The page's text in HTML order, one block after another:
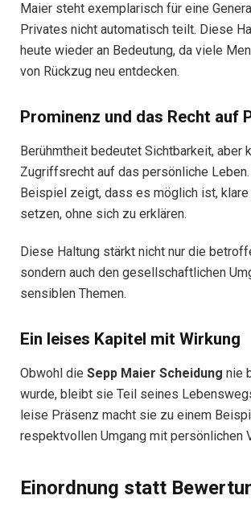
Maier steht exemplarisch für eine
Privates nicht automatisch teilt. Diese
heute wieder an Bedeutung, da viele
von Rückzug neu entdecken.
Prominenz und das Recht auf
Berühmtheit bedeutet Sichtbarkeit, aber
Zugriffsrecht auf das persönliche
Beispiel zeigt, dass es möglich ist, klare
setzen, ohne sich zu erklären.
Diese Haltung stärkt nicht nur die
sondern auch den gesellschaftlichen
sensiblen Themen.
Ein leises Kapitel mit Wirkung
Obwohl die Sepp Maier Scheidung nie
wurde, bleibt sie Teil seines
leise Präsenz macht sie zu einem
respektvollen Umgang mit persönlichen
Einordnung statt